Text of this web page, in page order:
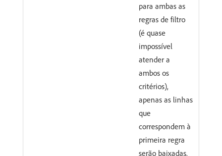
para ambas as
regras de filtro
(é quase
impossível
atender a
ambos os
critérios),
apenas as linhas
que
correspondem à
primeira regra
serão baixadas.